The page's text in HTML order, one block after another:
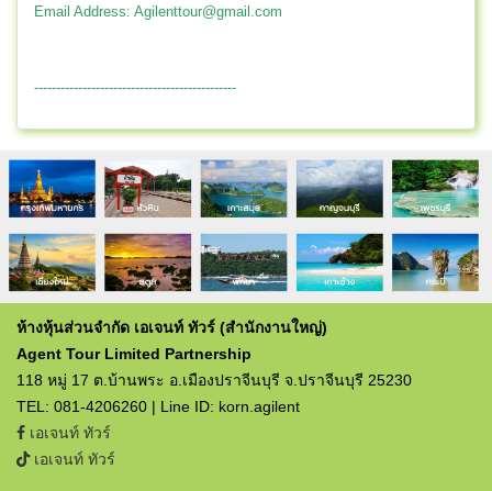
Email Address: Agilenttour@gmail.com
----------------------------------------------
ห้างหุ้นส่วนจำกัด เอเจนท์ ทัวร์ (สำนักงานใหญ่)
Agent Tour Limited Partnership
118 หมู่ 17 ต.บ้านพระ อ.เมืองปราจีนบุรี จ.ปราจีนบุรี 25230
TEL: 081-4206260 | Line ID: korn.agilent
เอเจนท์ ทัวร์
เอเจนท์ ทัวร์